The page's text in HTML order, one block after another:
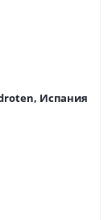
Испания